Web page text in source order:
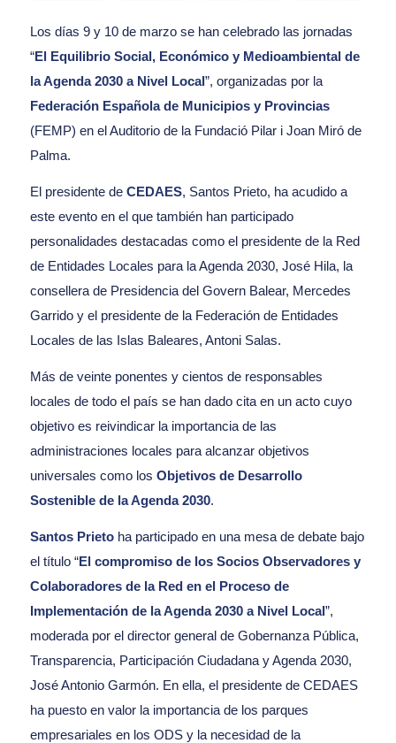
Los días 9 y 10 de marzo se han celebrado las jornadas
“El Equilibrio Social, Económico y Medioambiental de
la Agenda 2030 a Nivel Local”, organizadas por la
Federación Española de Municipios y Provincias
(FEMP) en el Auditorio de la Fundació Pilar i Joan Miró de
Palma.
El presidente de CEDAES, Santos Prieto, ha acudido a
este evento en el que también han participado
personalidades destacadas como el presidente de la Red
de Entidades Locales para la Agenda 2030, José Hila, la
consellera de Presidencia del Govern Balear, Mercedes
Garrido y el presidente de la Federación de Entidades
Locales de las Islas Baleares, Antoni Salas.
Más de veinte ponentes y cientos de responsables
locales de todo el país se han dado cita en un acto cuyo
objetivo es reivindicar la importancia de las
administraciones locales para alcanzar objetivos
universales como los Objetivos de Desarrollo
Sostenible de la Agenda 2030.
Santos Prietoha participado en una mesa de debate bajo
el título “El compromiso de los Socios Observadores y
Colaboradores de la Red en el Proceso de
Implementación de la Agenda 2030 a Nivel Local”,
moderada por el director general de Gobernanza Pública,
Transparencia, Participación Ciudadana y Agenda 2030,
José Antonio Garmón. En ella, el presidente de CEDAES
ha puesto en valor la importancia de los parques
empresariales en los ODS y la necesidad de la